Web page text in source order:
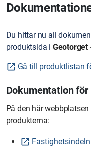
Du hittar nu all
produktsida i Geotorget
Gå till produktlistan
Dokumentation
På den här
produkterna: